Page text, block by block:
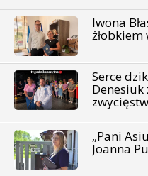
Iwona
żłobkiem
Serce
Denesiuk
„Pani
Joanna